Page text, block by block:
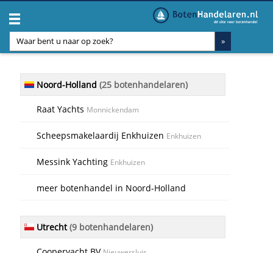
Noord-Holland(25 botenhandelaren)
Raat Yachts Monnickendam
Scheepsmakelaardij Enkhuizen Enkhuizen
Messink Yachting Enkhuizen
meer botenhandel in Noord-Holland
Utrecht(9 botenhandelaren)